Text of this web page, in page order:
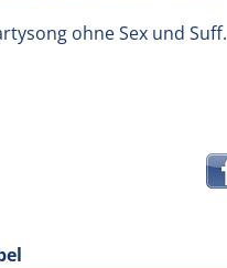
ohne Sex und Suff.